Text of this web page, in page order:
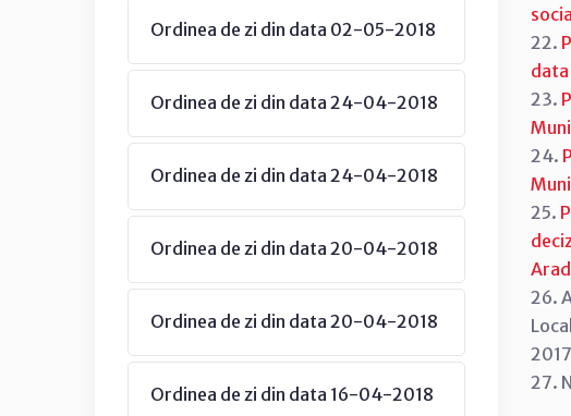
Ordinea de zi din data 02-05-2018
Ordinea de zi din data 24-04-2018
Ordinea de zi din data 24-04-2018
Ordinea de zi din data 20-04-2018
Ordinea de zi din data 20-04-2018
Ordinea de zi din data 16-04-2018
22.
23.
24.
25.
26.
27.